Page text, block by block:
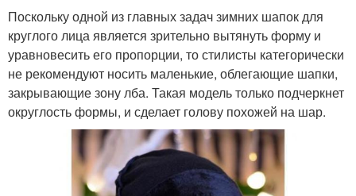
Поскольку одной из главных задач зимних шапок для
круглого лица является зрительно вытянуть форму и
уравновесить его пропорции, то стилисты категорически
не рекомендуют носить маленькие, облегающие шапки,
закрывающие зону лба. Такая модель только подчеркнет
округлость формы, и сделает голову похожей на шар.